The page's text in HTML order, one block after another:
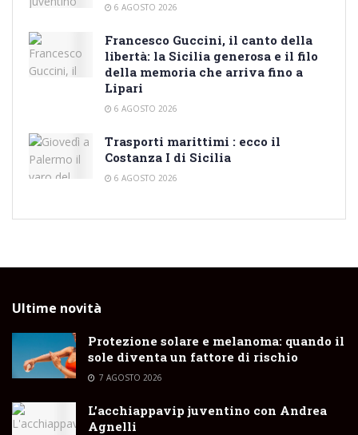
6 AGOSTO 2026
Francesco Guccini, il canto della
libertà: la Sicilia generosa e il filo
della memoria che arriva fino a
Lipari
6 AGOSTO 2026
Trasporti marittimi : ecco il
Costanza I di Sicilia
6 AGOSTO 2026
Ultime novità
Protezione solare e melanoma: quando il
sole diventa un fattore di rischio
7 AGOSTO 2026
L’acchiappavip juventino con Andrea
Agnelli